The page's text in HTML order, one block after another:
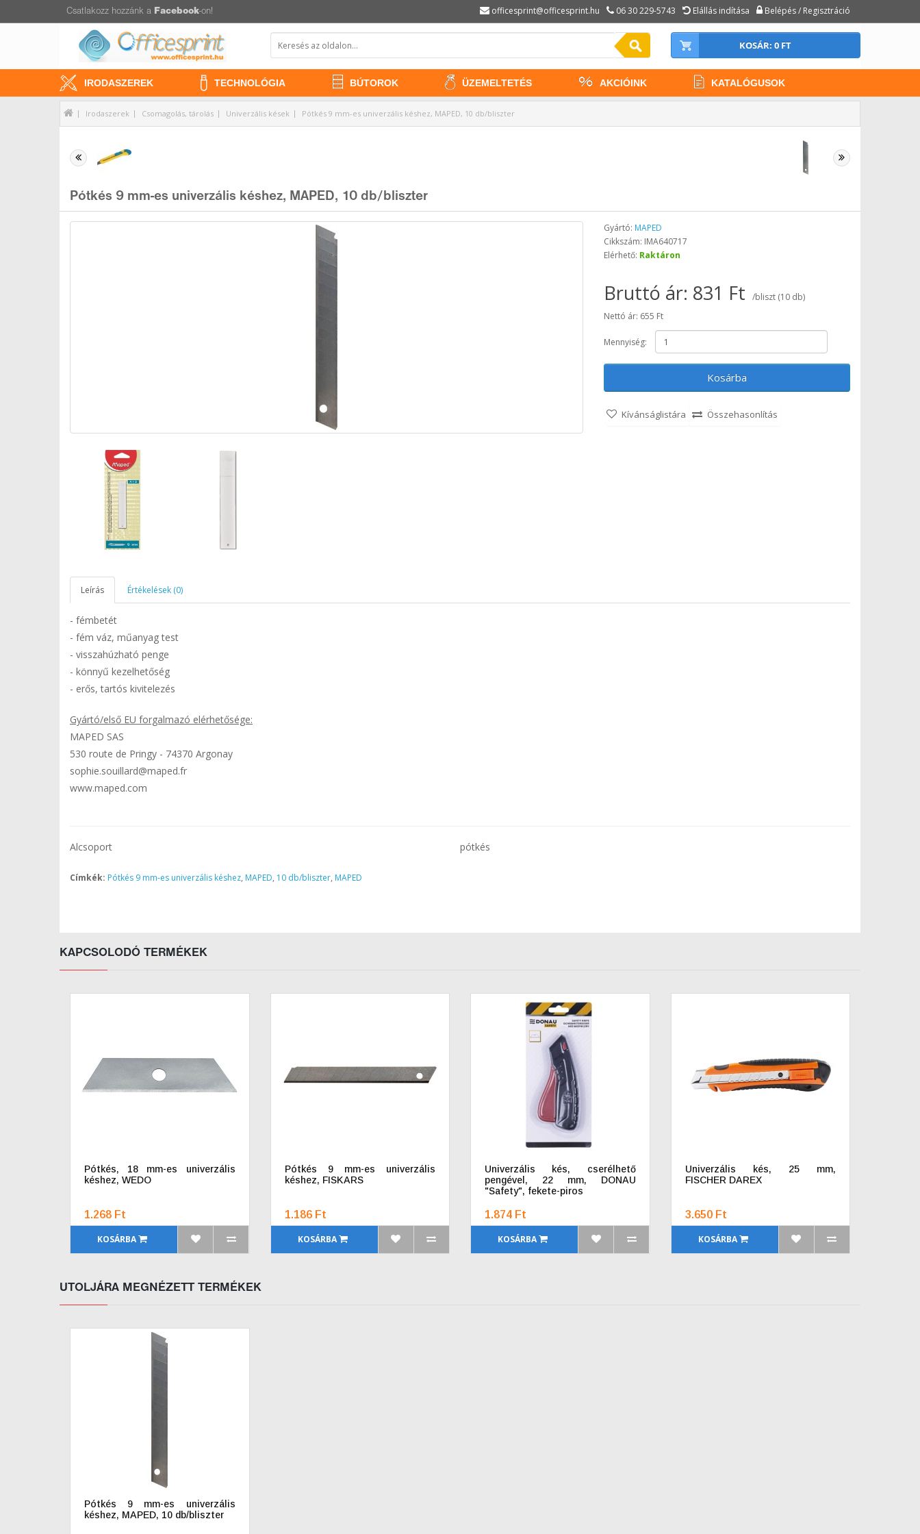
Csatlakozz hozzánk a Facebook-on! officesprint@officesprint.hu 06 30 229-5743 Elállás indítása Belépés / Regisztráció
KOSÁR: 0 FT
IRODASZEREK TECHNOLÓGIA BÚTOROK ÜZEMELTETÉS AKCIÓINK KATALÓGUSOK
Irodaszerek Csomagolás, tárolás Univerzális kések Pótkés 9 mm-es univerzális késhez, MAPED, 10 db/bliszter
Pótkés 9 mm-es univerzális késhez, MAPED, 10 db/bliszter
Gyártó: MAPED
Cikkszám: IMA640717
Elérhető: Raktáron
Bruttó ár: 831 Ft
/bliszt (10 db)
Nettó ár: 655 Ft
Mennyiség:
Kosárba
Kívánságlistára Összehasonlítás
Leírás Értékelések (0)
- fémbetét
- fém váz, műanyag test
- visszahúzható penge
- könnyű kezelhetőség
- erős, tartós kivitelezés
Gyártó/első EU forgalmazó elérhetősége:
MAPED SAS
530 route de Pringy - 74370 Argonay
sophie.souillard@maped.fr
www.maped.com
Alcsoport pótkés
Címkék: Pótkés 9 mm-es univerzális késhez, MAPED, 10 db/bliszter, MAPED
KAPCSOLODÓ TERMÉKEK
Pótkés, 18 mm-es univerzális
késhez, WEDO
1.268 Ft
KOSÁRBA
Pótkés 9 mm-es univerzális
késhez, FISKARS
1.186 Ft
KOSÁRBA
Univerzális kés, cserélhető
pengével, 22 mm, DONAU
"Safety", fekete-piros
1.874 Ft
KOSÁRBA
Univerzális kés, 25 mm,
FISCHER DAREX
3.650 Ft
KOSÁRBA
UTOLJÁRA MEGNÉZETT TERMÉKEK
Pótkés 9 mm-es univerzális
késhez, MAPED, 10 db/bliszter